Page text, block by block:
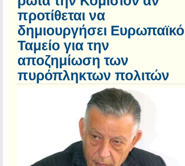
προτίθεται να
δημιουργήσει Ευρωπαϊκό
Ταμείο για την
αποζημίωση των
πυρόπληκτων πολιτών